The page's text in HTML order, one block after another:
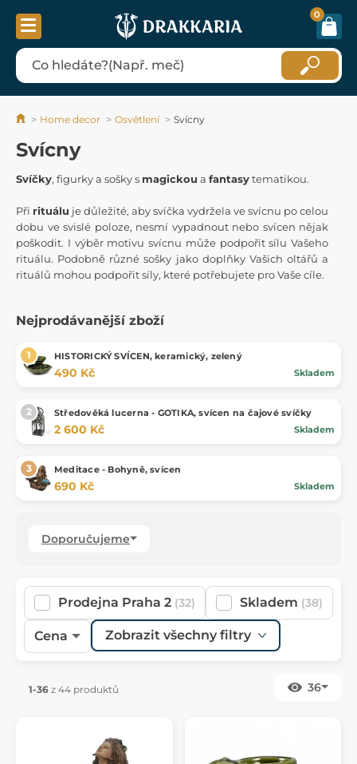
0
Home decor Osvětlení Svícny
Svícny
Svíčky, figurky a sošky s magickou a fantasytematikou.
Při rituálu je důležité, aby svíčka vydržela ve svícnu po celou
dobu ve svislé poloze, nesmí vypadnout nebo svícen nějak
poškodit. I výběr motivu svícnu může podpořit sílu Vašeho
rituálu. Podobně různé sošky jako doplňky Vašich oltářů a
rituálů mohou podpořit síly, které potřebujete pro Vaše cíle.
Nejprodávanější zboží
HISTORICKÝ SVÍCEN, keramický, zelený
490 Kč Skladem
Středověká lucerna - GOTIKA, svícen na čajové svíčky
2 600 Kč Skladem
Meditace - Bohyně, svícen
690 Kč Skladem
Doporučujeme
Prodejna Praha 2 (32) Skladem (38)
Cena Zobrazit všechny filtry
1-36 z 44 produktů 36